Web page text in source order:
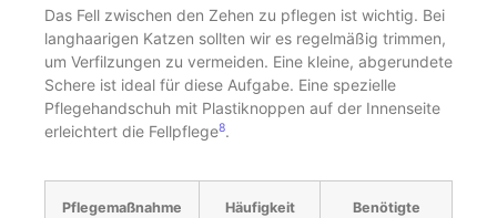
Das Fell zwischen den Zehen zu pflegen ist wichtig. Bei
langhaarigen Katzen sollten wir es regelmäßig trimmen,
um Verfilzungen zu vermeiden. Eine kleine, abgerundete
Schere ist ideal für diese Aufgabe. Eine spezielle
Pflegehandschuh mit Plastiknoppen auf der Innenseite
erleichtert die Fellpflege8.
Pflegemaßnahme Häufigkeit
Benötigte